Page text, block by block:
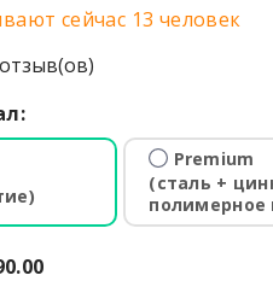
сейчас 13 человек
Premium
(сталь +
полимерное